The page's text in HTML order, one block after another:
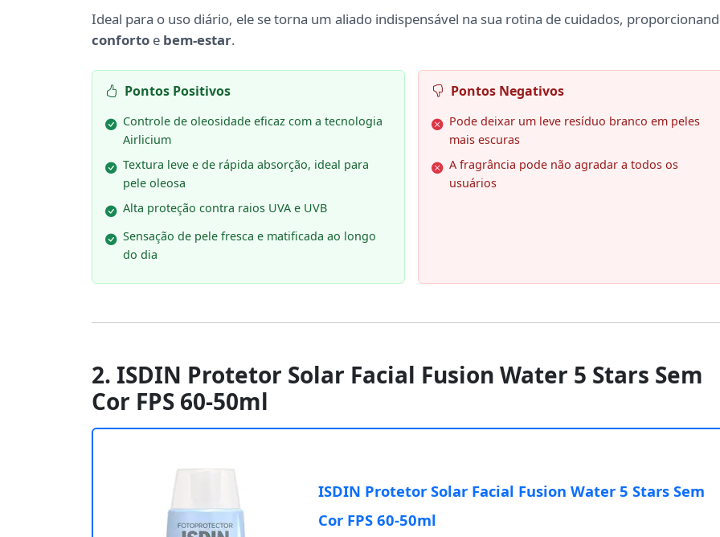
Ideal para o uso diário, ele se torna um aliado indispensável na sua rotina de cuidados,
conforto e bem-estar.
Pontos Positivos
Controle de oleosidade eficaz com a tecnologia
Airlicium
Textura leve e de rápida absorção, ideal para
pele oleosa
Alta proteção contra raios UVA e UVB
Sensação de pele fresca e matificada ao longo
do dia
Pontos Negativos
Pode deixar um leve resíduo branco em peles
mais escuras
A fragrância pode não agradar a todos os
usuários
2. ISDIN Protetor Solar Facial Fusion Water 5 Stars Sem
Cor FPS 60-50ml
ISDIN Protetor Solar Facial Fusion Water 5 Stars Sem
Cor FPS 60-50ml